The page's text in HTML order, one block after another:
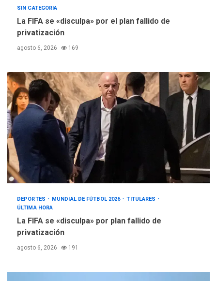
SIN CATEGORIA
La FIFA se «disculpa» por el plan fallido de
privatización
agosto 6, 2026 169
DEPORTES MUNDIAL DE FÚTBOL 2026
TITULARES
ÚLTIMA HORA
La FIFA se «disculpa» por plan fallido de
privatización
agosto 6, 2026 191